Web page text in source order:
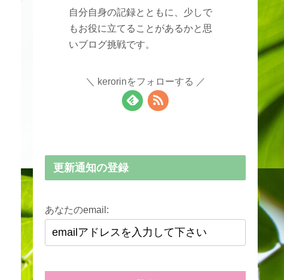
自分自身の記録とともに、少しで
もお役に立てることがあるかと思
いブログ挑戦です。
kerorinをフォローする
更新通知の登録
あなたのemail: